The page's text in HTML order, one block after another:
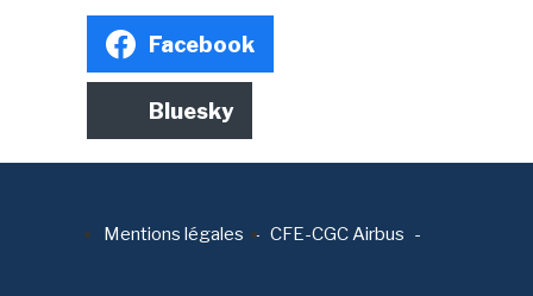
Facebook
Bluesky
Mentions légales CFE-CGC Airbus